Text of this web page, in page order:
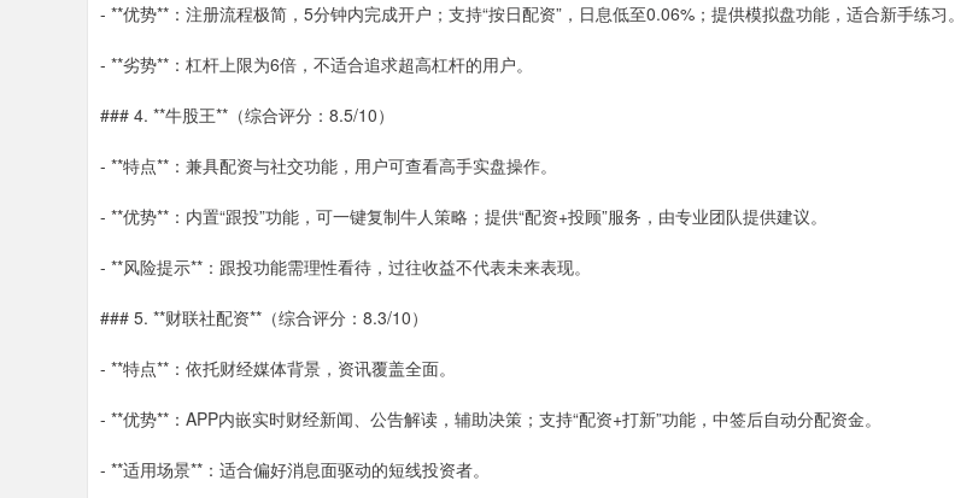
- **优势**：注册流程极简，5分钟内完成开户；支持“按日配资”，日息低至0.06%；提供模拟盘功能，适合新手练习。
- **劣势**：杠杆上限为6倍，不适合追求超高杠杆的用户。
### 4. **牛股王**（综合评分：8.5/10）
- **特点**：兼具配资与社交功能，用户可查看高手实盘操作。
- **优势**：内置“跟投”功能，可一键复制牛人策略；提供“配资+投顾”服务，由专业团队提供建议。
- **风险提示**：跟投功能需理性看待，过往收益不代表未来表现。
### 5. **财联社配资**（综合评分：8.3/10）
- **特点**：依托财经媒体背景，资讯覆盖全面。
- **优势**：APP内嵌实时财经新闻、公告解读，辅助决策；支持“配资+打新”功能，中签后自动分配资金。
- **适用场景**：适合偏好消息面驱动的短线投资者。